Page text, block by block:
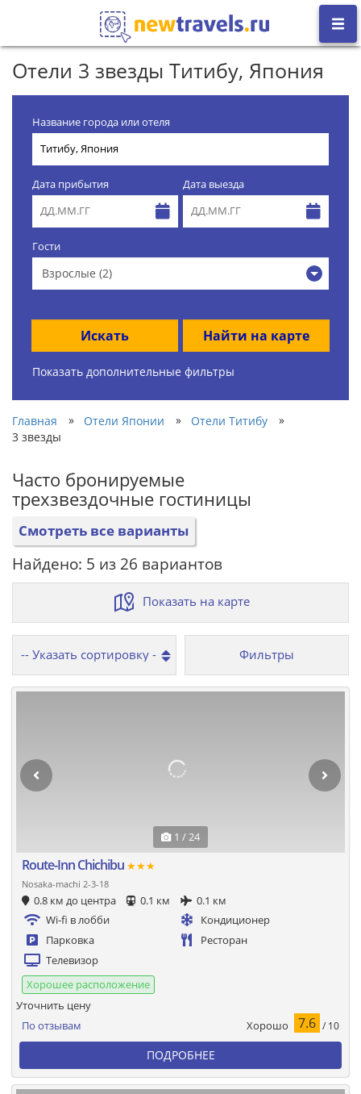
Отели 3 звезды Титибу, Япония
Название города или отеля
Дата прибытия Дата выезда
Гости
Взрослые (2)
Искать Найти на карте
Показать дополнительные фильтры
Главная » Отели Японии » Отели Титибу
»
3 звезды
Часто бронируемые
трехзвездочные гостиницы
Смотреть все варианты
Найдено: 5 из 26 вариантов
Показать на карте
Фильтры
1 / 24
Route-Inn Chichibu ★★★
Nosaka-machi 2-3-18
0.8 км до центра 0.1 км
0.1 км
Wi-fi в лобби
Кондиционер
Парковка
Ресторан
Телевизор
Хорошее расположение
По отзывам Хорошо 7.6 / 10
Уточнить цену
ПОДРОБНЕЕ